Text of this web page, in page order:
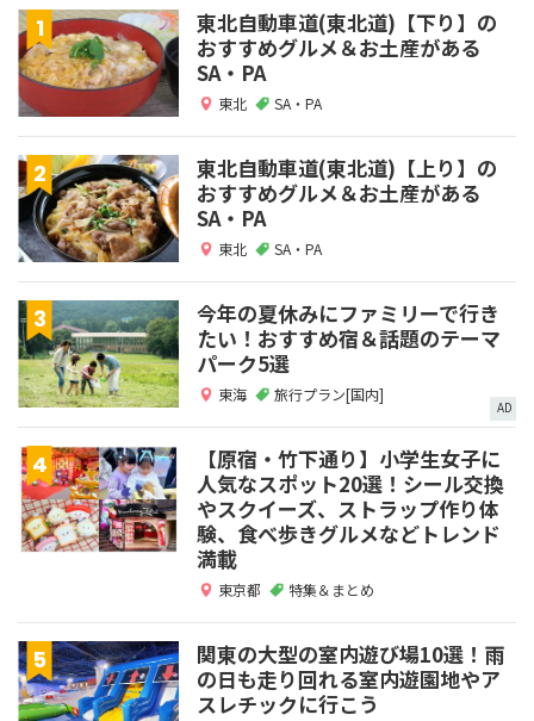
東北自動車道(東北道)【下り】の
おすすめグルメ＆お土産がある
SA・PA
東北 SA・PA
東北自動車道(東北道)【上り】の
おすすめグルメ＆お土産がある
SA・PA
東北 SA・PA
今年の夏休みにファミリーで行き
たい！おすすめ宿＆話題のテーマ
パーク5選
東海 旅行プラン[国内]
AD
【原宿・竹下通り】小学生女子に
人気なスポット20選！シール交換
やスクイーズ、ストラップ作り体
験、食べ歩きグルメなどトレンド
満載
東京都 特集＆まとめ
関東の大型の室内遊び場10選！雨
の日も走り回れる室内遊園地やア
スレチックに行こう